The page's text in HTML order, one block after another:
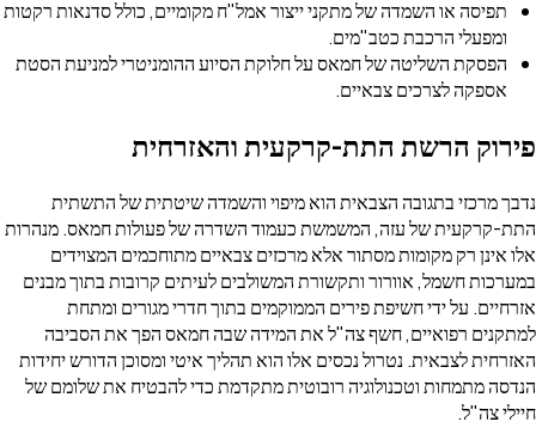
או השמדה של מתקני ייצור אמל"ח מקומיים, כולל סדנאות רקטות
הרכבת כטב"מים.
השליטה של חמאס על חלוקת הסיוע ההומניטרי למניעת הסטת
לצרכים צבאיים.
הרשת התת-קרקעית והאזרחית
בתגובה הצבאית הוא מיפוי והשמדה שיטתית של התשתית
של עזה, המשמשת כעמוד השדרה של פעולות חמאס. מנהרות
רק מקומות מסתור אלא מרכזים צבאיים מתוחכמים המצוידים
חשמל, אוורור ותקשורת המשולבים לעיתים קרובות בתוך מבנים
על ידי חשיפת פירים הממוקמים בתוך חדרי מגורים ומתחת
רפואיים, חשף צה"ל את המידה שבה חמאס הפך את הסביבה
לצבאית. נטרול נכסים אלו הוא תהליך איטי ומסוכן הדורש יחידות
וטכנולוגיה רובוטית מתקדמת כדי להבטיח את שלומם של